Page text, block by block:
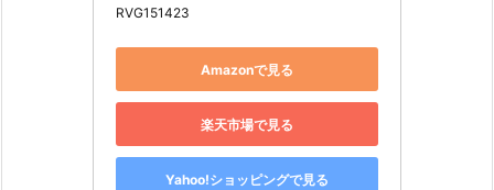
RVG151423
Amazonで見る
楽天市場で見る
Yahoo!ショッピングで見る